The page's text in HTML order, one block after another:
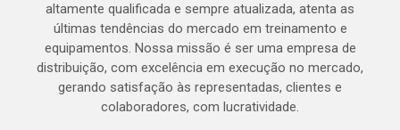
altamente qualificada e sempre atualizada, atenta as
últimas tendências do mercado em treinamento e
equipamentos. Nossa missão é ser uma empresa de
distribuição, com excelência em execução no mercado,
gerando satisfação às representadas, clientes e
colaboradores, com lucratividade.